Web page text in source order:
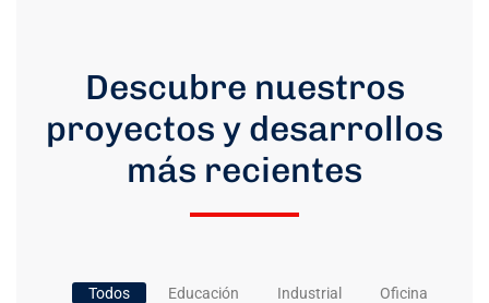
Descubre nuestros
proyectos y desarrollos
más recientes
Todos Educación Industrial
Oficina